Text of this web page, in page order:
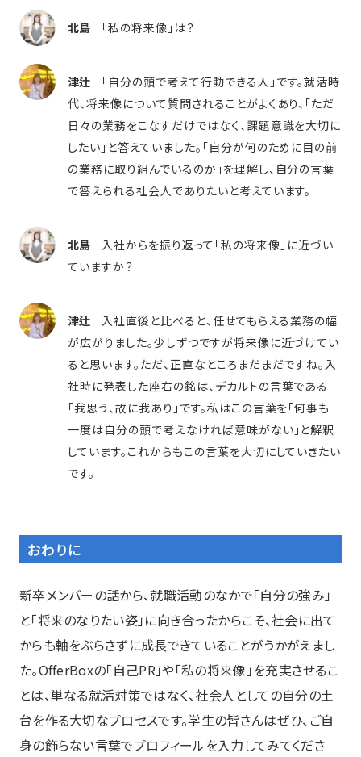
北島 「私の将来像」は？
津辻
「自分の頭で考えて行動できる人」です。就活時
代、将来像について質問されることがよくあり、「ただ
日々の業務をこなすだけではなく、課題意識を大切に
したい」と答えていました。「自分が何のために目の前
の業務に取り組んでいるのか」を理解し、自分の言葉
で答えられる社会人でありたいと考えています。
北島
入社からを振り返って「私の将来像」に近づい
ていますか？
津辻
入社直後と比べると、任せてもらえる業務の幅
が広がりました。少しずつですが将来像に近づけてい
ると思います。ただ、正直なところまだまだですね。入
社時に発表した座右の銘は、デカルトの言葉である
「我思う、故に我あり」です。私はこの言葉を「何事も
一度は自分の頭で考えなければ意味がない」と解釈
しています。これからもこの言葉を大切にしていきたい
です。
おわりに
新卒メンバーの話から、就職活動のなかで「自分の強み」
と「将来のなりたい姿」に向き合ったからこそ、社会に出て
からも軸をぶらさずに成長できていることがうかがえまし
た。OfferBoxの「自己PR」や「私の将来像」を充実させるこ
とは、単なる就活対策ではなく、社会人としての自分の土
台を作る大切なプロセスです。学生の皆さんはぜひ、ご自
身の飾らない言葉でプロフィールを入力してみてくださ